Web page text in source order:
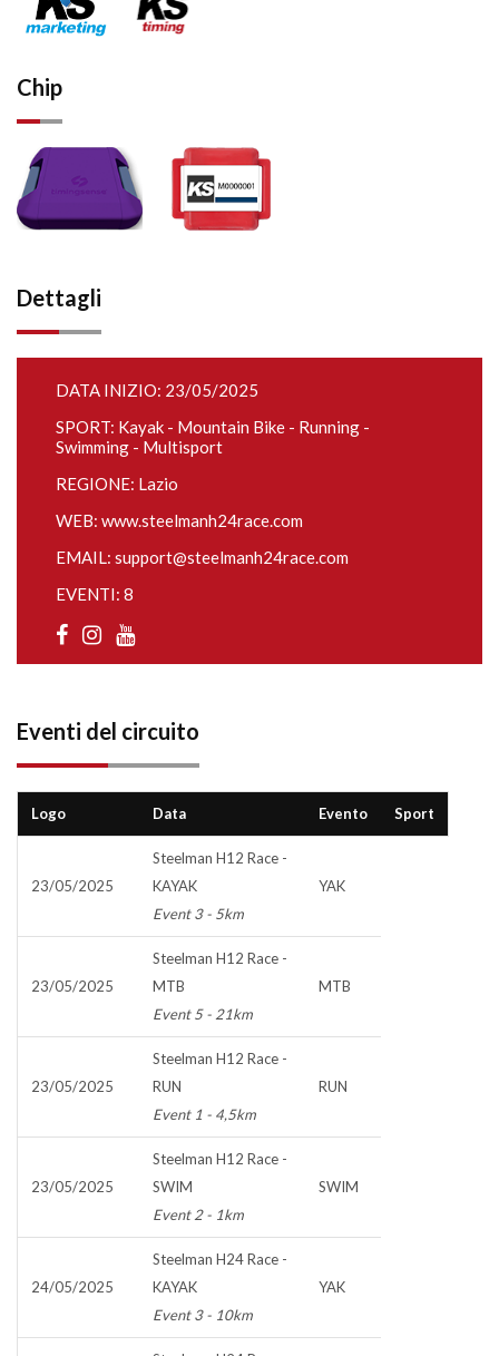
Chip
Dettagli
DATA INIZIO: 23/05/2025
SPORT: Kayak - Mountain Bike - Running -
Swimming - Multisport
REGIONE: Lazio
WEB: www.steelmanh24race.com
EMAIL: support@steelmanh24race.com
EVENTI: 8
Eventi del circuito
Logo Data Evento Sport
23/05/2025
Steelman H12 Race -
KAYAK
Event 3 - 5km
YAK
23/05/2025
Steelman H12 Race -
MTB
Event 5 - 21km
MTB
23/05/2025
Steelman H12 Race -
RUN
Event 1 - 4,5km
RUN
23/05/2025
Steelman H12 Race -
SWIM
Event 2 - 1km
SWIM
24/05/2025
Steelman H24 Race -
KAYAK
Event 3 - 10km
YAK